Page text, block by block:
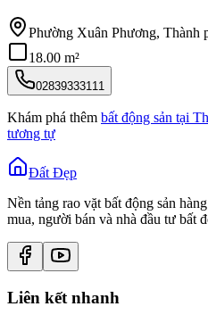
Phường Xuân Phương, Thành
18.00 m²
02839333111
Khám phá thêm bất động sản tại
tương tự
Đất Đẹp
Nền tảng rao vặt bất động sản
mua, người bán và nhà đầu tư bất
Liên kết nhanh